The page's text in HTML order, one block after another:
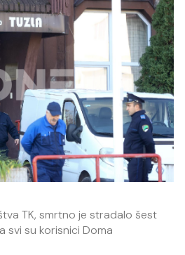
TK, smrtno je stradalo šest
svi su korisnici Doma